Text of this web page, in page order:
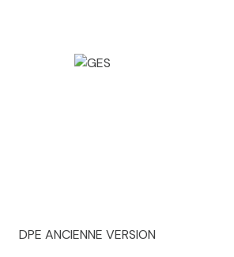
DPE ANCIENNE VERSION